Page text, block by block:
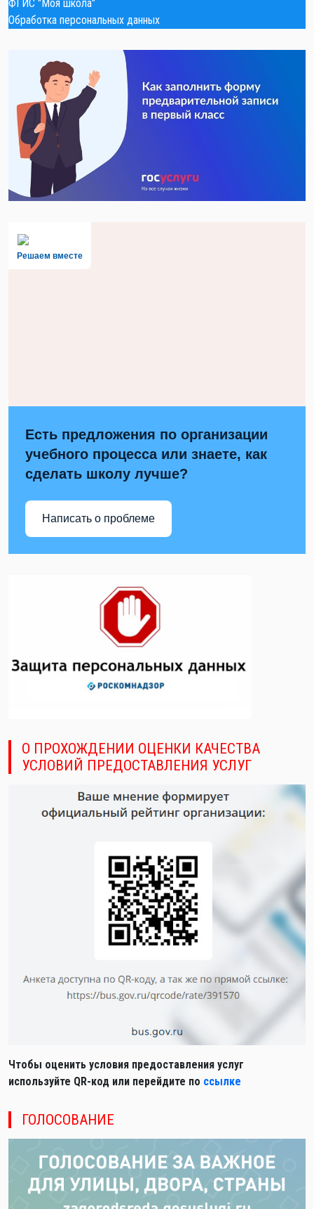
ФГИС "Моя школа"
Обработка персональных данных
Решаем вместе
Есть предложения по организации
учебного процесса или знаете, как
сделать школу лучше?
Написать о проблеме
О ПРОХОЖДЕНИИ ОЦЕНКИ КАЧЕСТВА
УСЛОВИЙ ПРЕДОСТАВЛЕНИЯ УСЛУГ
Чтобы оценить условия предоставления услуг
используйте QR-код или перейдите по ссылке
ГОЛОСОВАНИЕ